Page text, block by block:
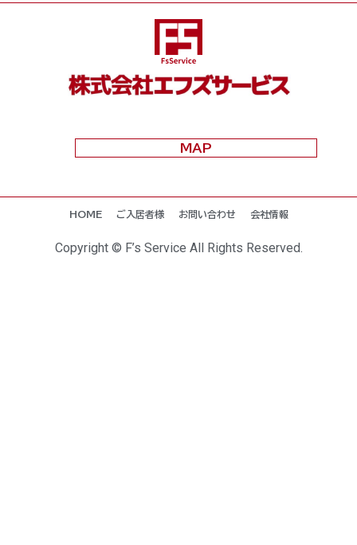
MAP
HOME ご入居者様 お問い合わせ 会社情報
Copyright © F’s Service All Rights Reserved.